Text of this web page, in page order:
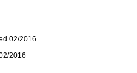
02/2016
2016